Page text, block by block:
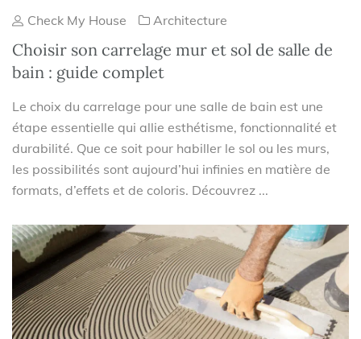
Check My House Architecture
Choisir son carrelage mur et sol de salle de
bain : guide complet
Le choix du carrelage pour une salle de bain est une
étape essentielle qui allie esthétisme, fonctionnalité et
durabilité. Que ce soit pour habiller le sol ou les murs,
les possibilités sont aujourd’hui infinies en matière de
formats, d’effets et de coloris. Découvrez ...